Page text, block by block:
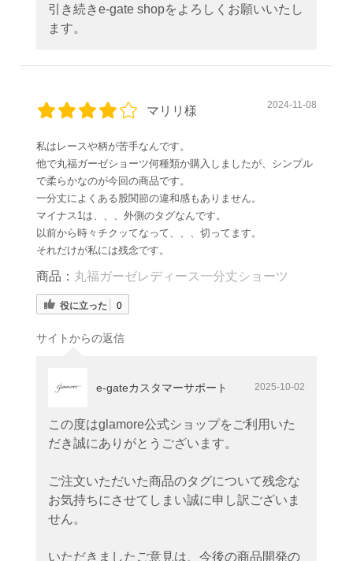
引き続きe-gate shopをよろしくお願いいたし
ます。
マリリ様 2024-11-08
私はレースや柄が苦手なんです。
他で丸福ガーゼショーツ何種類か購入しましたが、シンプル
で柔らかなのが今回の商品です。
一分丈によくある股関節の違和感もありません。
マイナス1は、、、外側のタグなんです。
以前から時々チクッてなって、、、切ってます。
それだけが私には残念です。
商品： 丸福ガーゼレディース一分丈ショーツ
役に立った 0
サイトからの返信
e-gateカスタマーサポート 2025-10-02
この度はglamore公式ショップをご利用いた
だき誠にありがとうございます。
ご注文いただいた商品のタグについて残念な
お気持ちにさせてしまい誠に申し訳ございま
せん。
いただきましたご意見は、今後の商品開発の